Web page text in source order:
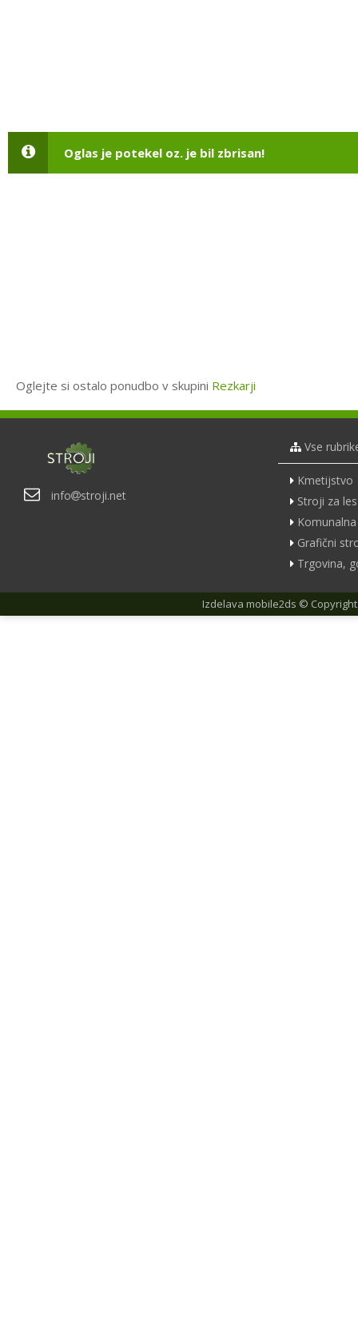
Oglas je potekel oz. je bil zbrisan!
Oglejte si ostalo ponudbo v skupini Rezkarji
info stroji.net
Vse
Kmetijstvo
Stroji za les
Grafični
Trgovina,
Izdelava mobile2ds ©